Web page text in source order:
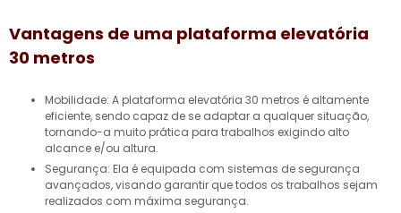
Vantagens de uma plataforma elevatória
30 metros
Mobilidade: A plataforma elevatória 30 metros é altamente
eficiente, sendo capaz de se adaptar a qualquer situação,
tornando-a muito prática para trabalhos exigindo alto
alcance e/ou altura.
Segurança: Ela é equipada com sistemas de segurança
avançados, visando garantir que todos os trabalhos sejam
realizados com máxima segurança.